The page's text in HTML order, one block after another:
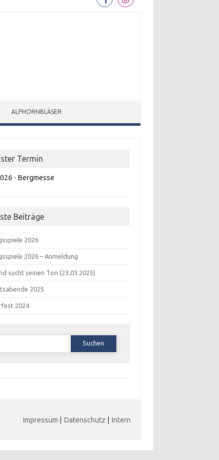
ALPHORNBLÄSER
Termin
- Bergmesse
Beiträge
2026
2026 – Anmeldung
sucht seinen Ton (23.03.2025)
2025
2024
Impressum | Datenschutz | Intern